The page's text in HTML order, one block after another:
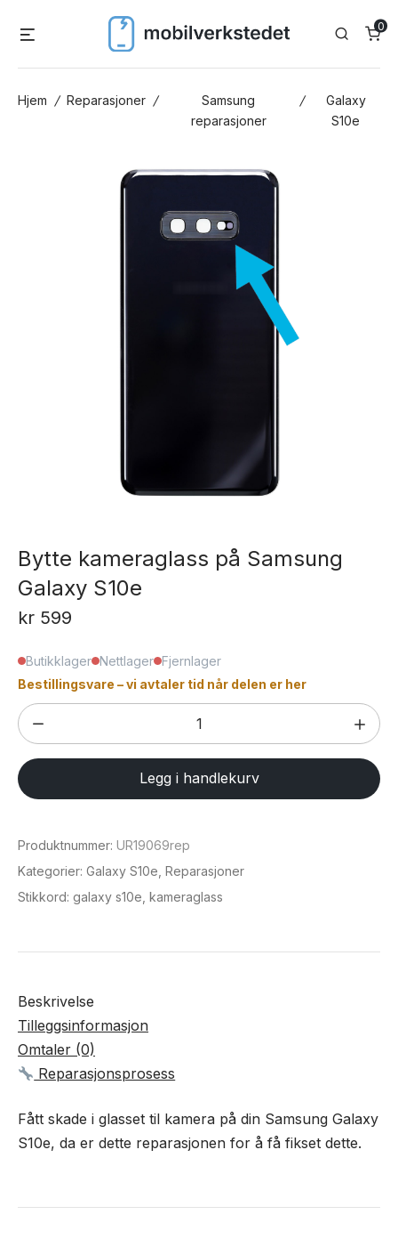
Search
0
Hjem / Reparasjoner /
Samsung
reparasjoner
/
Galaxy
S10e
Bytte kameraglass på Samsung
Galaxy S10e
kr 599
Butikklager Nettlager Fjernlager
Bestillingsvare – vi avtaler tid når delen er her
Bytte
kameraglass
på
Samsung
S10e
antall
Legg i handlekurv
Produktnummer: UR19069rep
Kategorier: Galaxy S10e Reparasjoner
Stikkord: galaxy s10e kameraglass
Beskrivelse
Tilleggsinformasjon
Omtaler (0)
Reparasjonsprosess
Fått skade i glasset til kamera på din Samsung Galaxy
S10e, da er dette reparasjonen for å få fikset dette.